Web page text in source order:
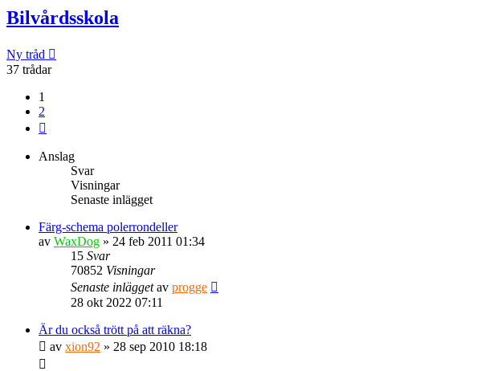
Bilvårdsskola
Ny tråd
37 trådar
1
2
Anslag
Svar
Visningar
Senaste inlägget
Färg-schema polerrondeller
av WaxDog » 24 feb 2011 01:34
15 Svar
70852 Visningar
Senaste inläggetav progge
28 okt 2022 07:11
Är du också trött på att räkna?
av xion92 » 28 sep 2010 18:18